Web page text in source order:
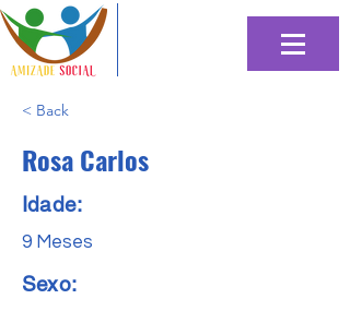
< Back
Rosa Carlos
Idade:
9 Meses
Sexo: